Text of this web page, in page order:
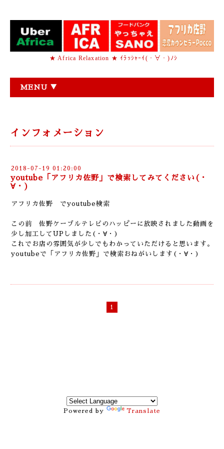
★ Africa Relaxation ★ ｲﾗｯｼｬｰｲ(・∀・)ﾉｼ
MENU ▼
インフォメーション
2018-07-19 01:20:00
youtube「アフリカ佐野」で検索してみてください(・
∀・)
アフリカ佐野 でyoutube検索
この前 佐野ケーブルテレビのハッピーに放映されました動画を
少し加工してUPしました(・∀・)
これでお店の雰囲気が少しでもわかっていただけると思います。
youtubeで「アフリカ佐野」で検索おねがいします(・∀・)
1
Powered by Translate